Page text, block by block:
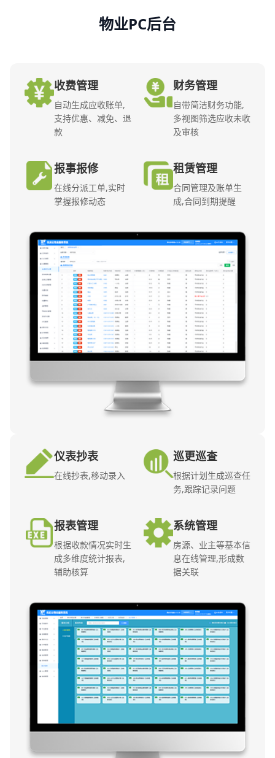
物业PC后台
收费管理
自动生成应收账单,
支持优惠、减免、退
款
财务管理
自带简洁财务功能,
多视图筛选应收未收
及审核
报事报修
在线分派工单,实时
掌握报修动态
租赁管理
合同管理及账单生
成,合同到期提醒
仪表抄表
在线抄表,移动录入
巡更巡查
根据计划生成巡查任
务,跟踪记录问题
报表管理
根据收款情况实时生
成多维度统计报表,
辅助核算
系统管理
房源、业主等基本信
息在线管理,形成数
据关联